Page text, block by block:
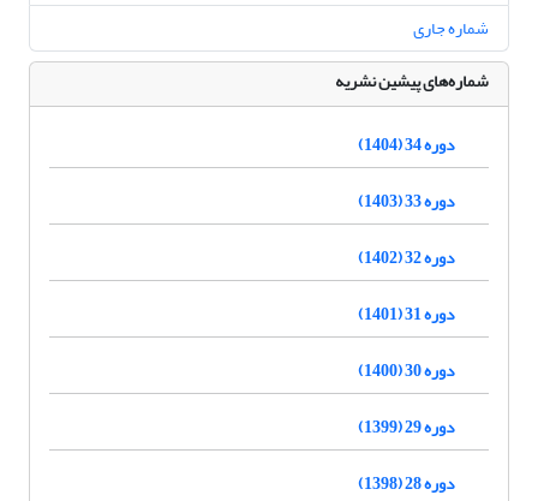
شماره جاری
شماره‌های پیشین نشریه
دوره 34 (1404)
دوره 33 (1403)
دوره 32 (1402)
دوره 31 (1401)
دوره 30 (1400)
دوره 29 (1399)
دوره 28 (1398)